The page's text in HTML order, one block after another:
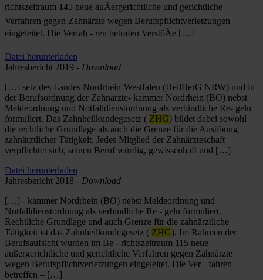
richtszeitraum 145 neue auÃergerichtliche und gerichtliche
Verfahren gegen Zahnärzte wegen Berufspflichtverletzungen
eingeleitet. Die Verfah - ren betrafen VerstöÃe […]
Datei herunterladen
Jahresbericht 2019 - Download
[…] setz des Landes Nordrhein-Westfalen (HeilBerG NRW) und in
der Berufsordnung der Zahnärzte- kammer Nordrhein (BO) nebst
Meldeordnung und Notfalldienstordnung als verbindliche Re- geln
formuliert. Das Zahnheilkundegesetz ( ZHG) bildet dabei sowohl
die rechtliche Grundlage als auch die Grenze für die Ausübung
zahnärztlicher Tätigkeit. Jedes Mitglied der Zahnärzteschaft
verpflichtet sich, seinen Beruf würdig, gewissenhaft und […]
Datei herunterladen
Jahresbericht 2018 - Download
[…] - kammer Nordrhein (BO) nebst Meldeordnung und
Notfalldienstordnung als verbindliche Re - geln formuliert.
Rechtliche Grundlage und auch Grenze für die zahnärztliche
Tätigkeit ist das Zahnheilkundegesetz ( ZHG). Im Rahmen der
Berufsaufsicht wurden im Be - richtszeitraum 115 neue
außergerichtliche und gerichtliche Verfahren gegen Zahnärzte
wegen Berufspflichtverletzungen eingeleitet. Die Ver - fahren
betreffen – […]